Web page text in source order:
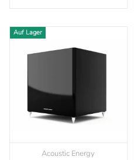
Auf Lager
Acoustic Energy